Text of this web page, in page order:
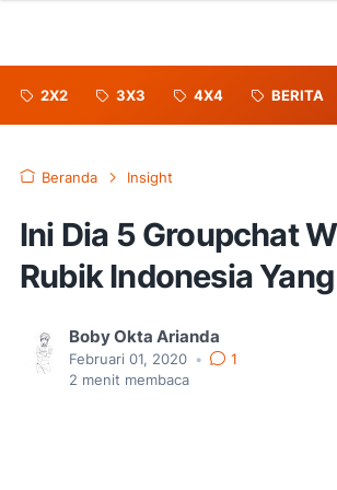
2X2 3X3 4X4 BERITA
Beranda Insight
Ini Dia 5 Groupchat
Rubik Indonesia
Boby Okta Arianda
Februari 01, 2020 •
1
2 menit membaca